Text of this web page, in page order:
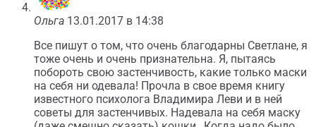
Ольга 13.01.2017 в 14:38
Все пишут о том, что очень благодарны Светлане, я
тоже очень и очень признательна. Я, пытаясь
побороть свою застенчивость, какие только маски
на себя ни одевала! Прочла в свое время книгу
известного психолога Владимира Леви и в ней
советы для застенчивых. Надевала на себя маску